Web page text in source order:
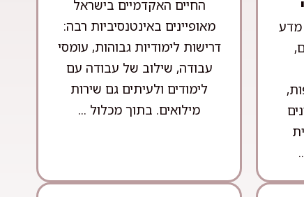
מדע
החיים האקדמיים בישראל
מאופיינים באינטנסיביות רבה:
דרישות לימודיות גבוהות, עומסי
עבודה, שילוב של עבודה עם
לימודים ולעיתים גם שירות
מילואים. בתוך מכלול ...